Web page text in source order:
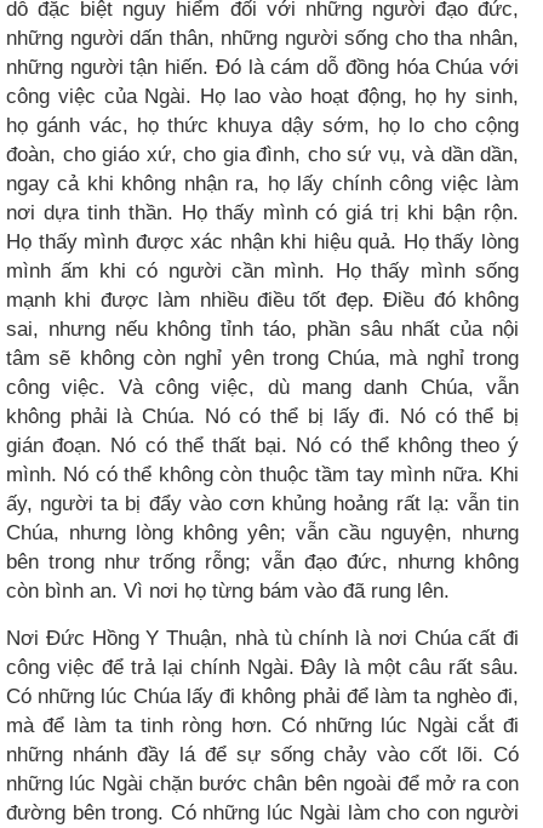
dỗ đặc biệt nguy hiểm đối với những người đạo đức,
những người dấn thân, những người sống cho tha nhân,
những người tận hiến. Đó là cám dỗ đồng hóa Chúa với
công việc của Ngài. Họ lao vào hoạt động, họ hy sinh,
họ gánh vác, họ thức khuya dậy sớm, họ lo cho cộng
đoàn, cho giáo xứ, cho gia đình, cho sứ vụ, và dần dần,
ngay cả khi không nhận ra, họ lấy chính công việc làm
nơi dựa tinh thần. Họ thấy mình có giá trị khi bận rộn.
Họ thấy mình được xác nhận khi hiệu quả. Họ thấy lòng
mình ấm khi có người cần mình. Họ thấy mình sống
mạnh khi được làm nhiều điều tốt đẹp. Điều đó không
sai, nhưng nếu không tỉnh táo, phần sâu nhất của nội
tâm sẽ không còn nghỉ yên trong Chúa, mà nghỉ trong
công việc. Và công việc, dù mang danh Chúa, vẫn
không phải là Chúa. Nó có thể bị lấy đi. Nó có thể bị
gián đoạn. Nó có thể thất bại. Nó có thể không theo ý
mình. Nó có thể không còn thuộc tầm tay mình nữa. Khi
ấy, người ta bị đẩy vào cơn khủng hoảng rất lạ: vẫn tin
Chúa, nhưng lòng không yên; vẫn cầu nguyện, nhưng
bên trong như trống rỗng; vẫn đạo đức, nhưng không
còn bình an. Vì nơi họ từng bám vào đã rung lên.
Nơi Đức Hồng Y Thuận, nhà tù chính là nơi Chúa cất đi
công việc để trả lại chính Ngài. Đây là một câu rất sâu.
Có những lúc Chúa lấy đi không phải để làm ta nghèo đi,
mà để làm ta tinh ròng hơn. Có những lúc Ngài cắt đi
những nhánh đầy lá để sự sống chảy vào cốt lõi. Có
những lúc Ngài chặn bước chân bên ngoài để mở ra con
đường bên trong. Có những lúc Ngài làm cho con người